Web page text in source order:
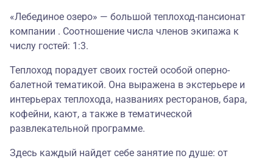
«Лебединое озеро» — большой теплоход-пансионат
компании . Соотношение числа членов экипажа к
числу гостей: 1:3.
Теплоход порадует своих гостей особой оперно-
балетной тематикой. Она выражена в экстерьере и
интерьерах теплохода, названиях ресторанов, бара,
кофейни, кают, а также в тематической
развлекательной программе.
Здесь каждый найдет себе занятие по душе: от